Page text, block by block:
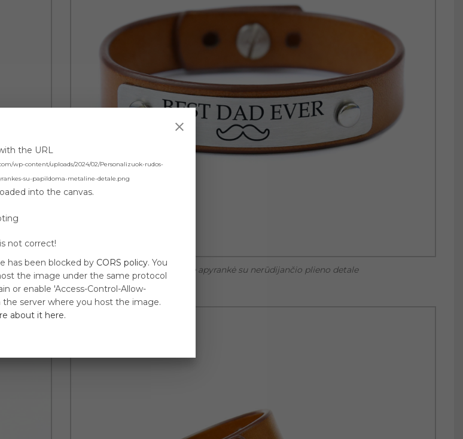
Ruda odinė apyrankė su nerūdijančio plieno detale
the URL
wp-content/uploads/2024/02/Personalizuok-rudos-
su-papildoma-metaline-detale.png
into the canvas.
not correct!
has been blocked by CORS policy. You
the image under the same protocol
or enable 'Access-Control-Allow-
the server where you host the image.
about it here.